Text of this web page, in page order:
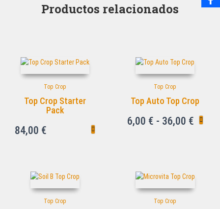
Productos relacionados
Top Crop
Top Crop Starter
Pack
84,00 €
Top Crop
Top Auto Top Crop
6,00 € - 36,00 €
Top Crop Top Crop